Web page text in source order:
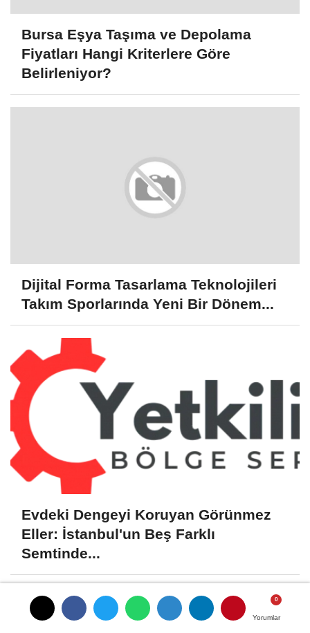
Yorumlar
Yorumlar
Bursa Eşya Taşıma ve Depolama
Fiyatları Hangi Kriterlere Göre
Belirleniyor?
Dijital Forma Tasarlama Teknolojileri
Takım Sporlarında Yeni Bir Dönem...
Evdeki Dengeyi Koruyan Görünmez
Eller: İstanbul'un Beş Farklı
Semtinde...